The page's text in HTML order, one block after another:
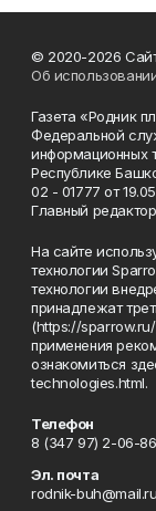
© 2020-2026
Об
Газета «Родник
Федеральной
информационных
Республике
02 - 01777 от
Главный
На сайте
технологии
технологии
принадлежат
(https://
применения
ознакомиться
technologies.html.
Телефон
8 (347 97) 2-06-86
Эл. почта
rodnik-buh@mail.ru